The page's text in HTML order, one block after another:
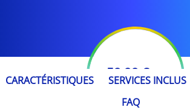
59,99 € / an
CARACTÉRISTIQUES SERVICES INCLUS
FAQ